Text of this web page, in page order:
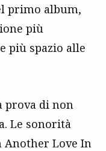
primo album,
più
più spazio alle
prova di non
Le sonorità
Another Love In